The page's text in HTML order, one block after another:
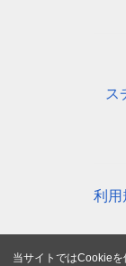
ス
利用
当サイトではCookie